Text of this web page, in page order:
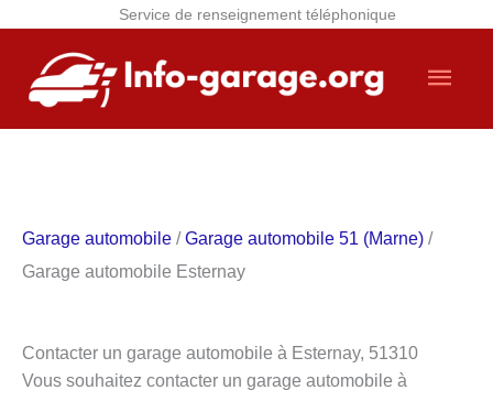
Service de renseignement téléphonique
contenu
Garage automobile /Garage automobile 51 (Marne) /
Garage automobile Esternay
Contacter un garage automobile à Esternay, 51310
Vous souhaitez contacter un garage automobile à